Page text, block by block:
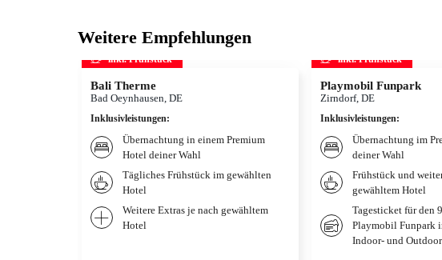
Weitere Empfehlungen
inkl. Frühstück
Bali Therme
Bad Oeynhausen, DE
Inklusivleistungen:
Übernachtung in einem Premium
Hotel deiner Wahl
Tägliches Frühstück im gewählten
Hotel
Weitere Extras je nach gewähltem
Hotel
inkl. Frühstück
Playmobil Funpark
Zirndorf, DE
Inklusivleistungen:
Übernachtung im
deiner Wahl
Frühstück und
gewähltem Hotel
Tagesticket für den
Playmobil Funpark
Indoor- und